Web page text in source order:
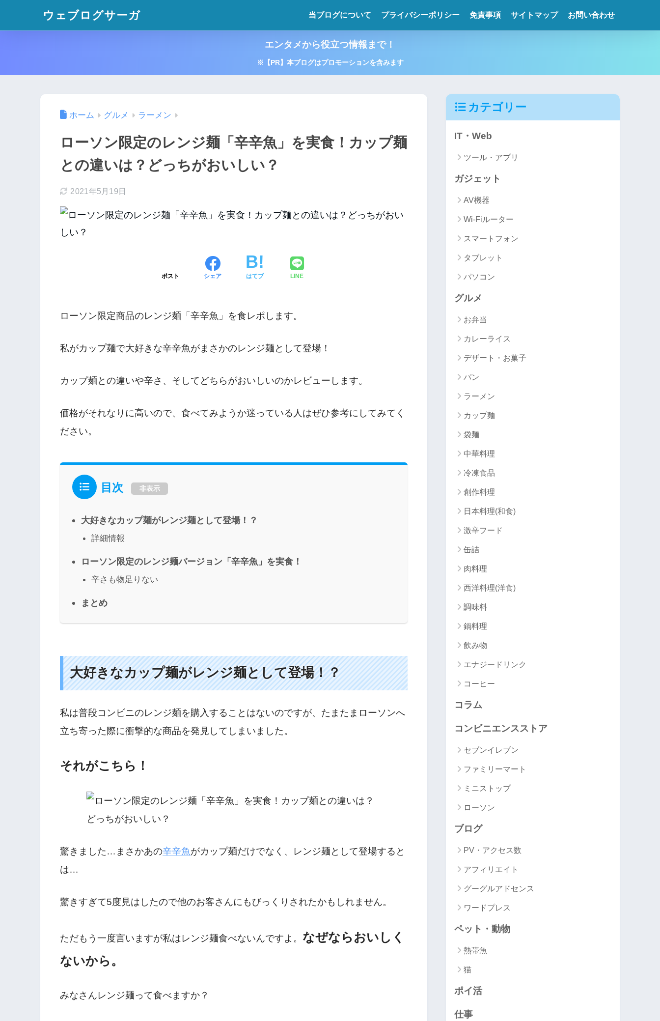
ウェブログサーガ 当ブログについて プライバシーポリシー 免責事項 サイトマップ お問い合わせ
エンタメから役立つ情報まで！
※【PR】本ブログはプロモーションを含みます
ホーム グルメ ラーメン
ローソン限定のレンジ麺「辛辛魚」を実食！カップ麺
との違いは？どっちがおいしい？
2021年5月19日
ポスト シェア はてブ LINE
ローソン限定商品のレンジ麺「辛辛魚」を食レポします。
私がカップ麺で大好きな辛辛魚がまさかのレンジ麺として登場！
カップ麺との違いや辛さ、そしてどちらがおいしいのかレビューします。
価格がそれなりに高いので、食べてみようか迷っている人はぜひ参考にしてみてく
ださい。
目次 非表示
大好きなカップ麺がレンジ麺として登場！？
詳細情報
ローソン限定のレンジ麺バージョン「辛辛魚」を実食！
辛さも物足りない
まとめ
大好きなカップ麺がレンジ麺として登場！？
私は普段コンビニのレンジ麺を購入することはないのですが、たまたまローソンへ
立ち寄った際に衝撃的な商品を発見してしまいました。
それがこちら！
驚きました…まさかあの辛辛魚がカップ麺だけでなく、レンジ麺として登場すると
は…
驚きすぎて5度見はしたので他のお客さんにもびっくりされたかもしれません。
ただもう一度言いますが私はレンジ麺食べないんですよ。 なぜならおいしく
ないから。
みなさんレンジ麺って食べますか？
カテゴリー
IT・Web
ツール・アプリ
ガジェット
AV機器
Wi-Fiルーター
スマートフォン
タブレット
パソコン
グルメ
お弁当
カレーライス
デザート・お菓子
パン
ラーメン
カップ麺
袋麺
中華料理
冷凍食品
創作料理
日本料理(和食)
激辛フード
缶詰
肉料理
西洋料理(洋食)
調味料
鍋料理
飲み物
エナジードリンク
コーヒー
コラム
コンビニエンスストア
セブンイレブン
ファミリーマート
ミニストップ
ローソン
ブログ
PV・アクセス数
アフィリエイト
グーグルアドセンス
ワードプレス
ペット・動物
熱帯魚
猫
ポイ活
仕事